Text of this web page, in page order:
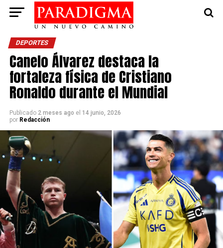
DEPORTES
Canelo Álvarez destaca la
fortaleza física de Cristiano
Ronaldo durante el Mundial
Publicado 2 meses ago el 14 junio, 2026
por Redacción